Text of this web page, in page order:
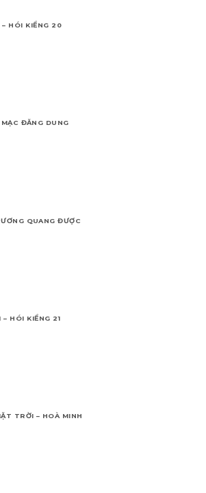
HÓI KIỂNG 20
ĐĂNG DUNG
QUANG ĐƯỢC
HÓI KIỂNG 21
TRỜI – HOÀ MINH